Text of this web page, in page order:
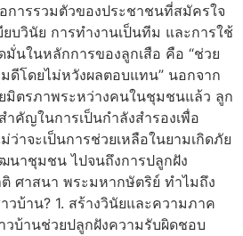
การรวมตัวของประชาชนที่สมัครใจ
ยบวินัย การทำงานเป็นทีม และการใช้
มั่นในหลักการของลูกเสือ คือ “ช่วย
ดีโดยไม่หวังผลตอบแทน” นอกจาก
ยมิตรภาพระหว่างคนในชุมชนแล้ว ลูก
คัญในการเป็นกำลังสำรองเพื่อ
ว่าจะเป็นการช่วยเหลือในยามเกิดภัย
นาชุมชน ไปจนถึงการปลูกฝัง
ศาสนา พระมหากษัตริย์ ทำไมถึง
วบ้าน? 1. สร้างวินัยและความภาค
วบ้านช่วยปลูกฝังความรับผิดชอบ